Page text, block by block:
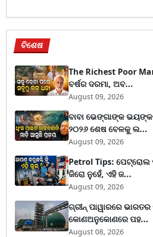
ବିଶେଷ
The Richest Poor
ବର୍ଷର ଦରମା, ଅବ...
August 09, 2026
ବାବା ଭେଙ୍ଗାଙ୍କ
୨୦୨୬ ଶେଷ ବେଳକୁ ଲ...
August 09, 2026
Petrol Tips:
ଜିରୋ ନୁହେଁ, ଏହି ଜ...
August 09, 2026
ଗ୍ରୀନ୍ ପାୱାରରେ
କୋଣଅନୁକୋଣରେ ପହ...
August 08, 2026